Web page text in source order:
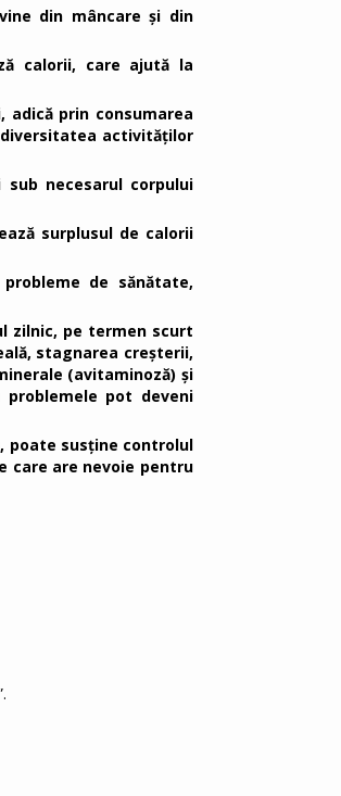
din mâncare și din
calorii, care ajută la
adică prin consumarea
activităților
necesarul corpului
surplusul de calorii
de sănătate,
zilnic, pe termen scurt
stagnarea creșterii,
(avitaminoză) și
pot deveni
poate susține controlul
care are nevoie pentru